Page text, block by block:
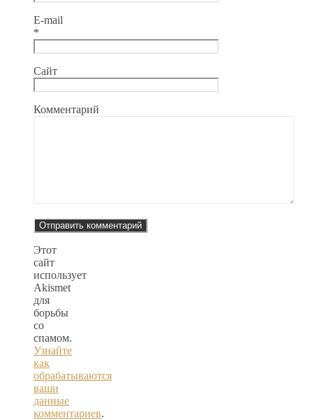
E-mail
*
Сайт
Комментарий
Этот
сайт
использует
Akismet
для
борьбы
со
спамом.
Узнайте
как
обрабатываются
ваши
данные
комментариев.